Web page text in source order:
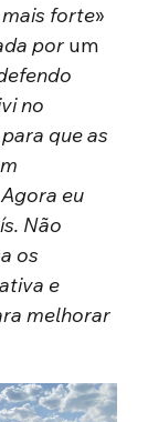
mais forte»
por um
no
que as
eu
Não
os
e
melhorar